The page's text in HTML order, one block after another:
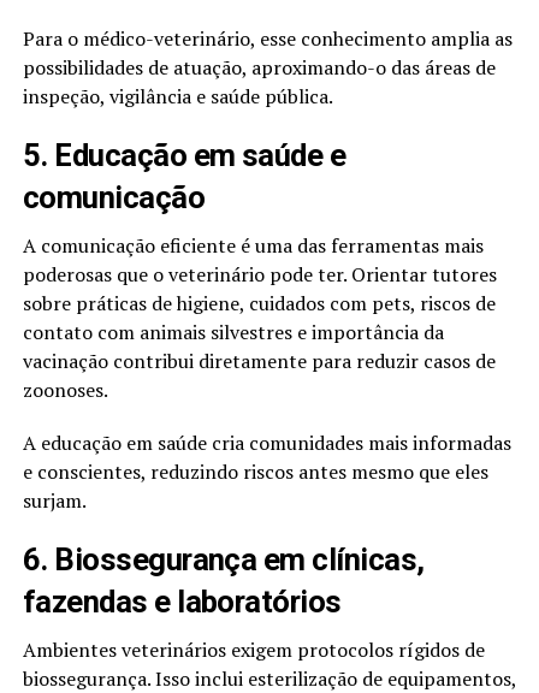
Para o médico-veterinário, esse conhecimento amplia as
possibilidades de atuação, aproximando-o das áreas de
inspeção, vigilância e saúde pública.
5. Educação em saúde e
comunicação
A comunicação eficiente é uma das ferramentas mais
poderosas que o veterinário pode ter. Orientar tutores
sobre práticas de higiene, cuidados com pets, riscos de
contato com animais silvestres e importância da
vacinação contribui diretamente para reduzir casos de
zoonoses.
A educação em saúde cria comunidades mais informadas
e conscientes, reduzindo riscos antes mesmo que eles
surjam.
6. Biossegurança em clínicas,
fazendas e laboratórios
Ambientes veterinários exigem protocolos rígidos de
biossegurança. Isso inclui esterilização de equipamentos,